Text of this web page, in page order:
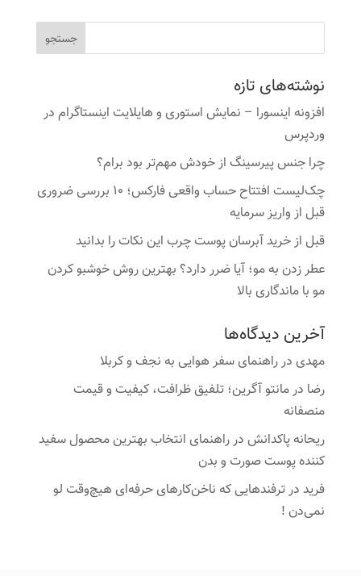
نوشته‌های تازه
افزونه اینسورا – نمایش استوری و هایلایت اینستاگرام در
وردپرس
چرا جنس پیرسینگ از خودش مهم‌تر بود برام؟
چک‌لیست افتتاح حساب واقعی فارکس؛ ۱۰ بررسی ضروری
قبل از واریز سرمایه
قبل از خرید آبرسان پوست چرب این نکات را بدانید
عطر زدن به مو؛ آیا ضرر دارد؟ بهترین روش خوشبو کردن
مو با ماندگاری بالا
آخرین دیدگاه‌ها
مهدیدرراهنمای سفر هوایی به نجف و کربلا
رضا درمانتو آگرین؛ تلفیق ظرافت، کیفیت و قیمت
منصفانه
ریحانه پاکدانشدرراهنمای انتخاب بهترین محصول سفید
کننده پوست صورت و بدن
فریددرترفندهایی که ناخن‌کارهای حرفه‌ای هیچ‌وقت لو
نمی‌دن !